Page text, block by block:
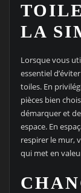
LA
Lorsque vous
essentiel
toiles. En
pièces bien
démarquer et
espace. En
respirer le mur,
qui met en